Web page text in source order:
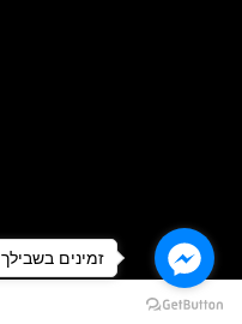
זמינים בשבילך